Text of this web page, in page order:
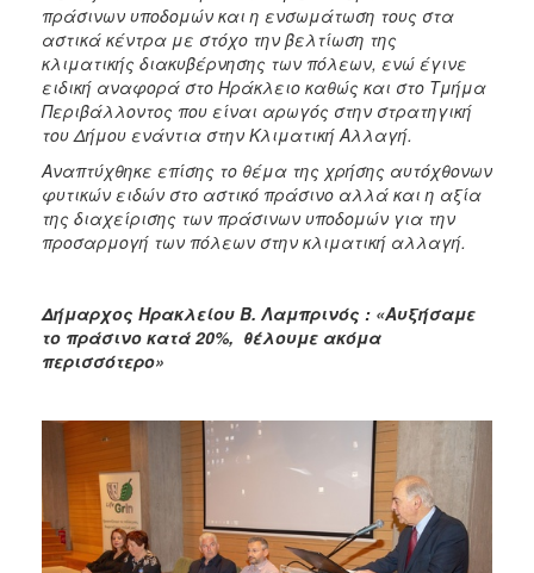
πράσινων υποδομών και η ενσωμάτωση τους στα
αστικά κέντρα με στόχο την βελτίωση της
κλιματικής διακυβέρνησης των πόλεων, ενώ έγινε
ειδική αναφορά στο Ηράκλειο καθώς και στο Τμήμα
Περιβάλλοντος που είναι αρωγός στην στρατηγική
του Δήμου ενάντια στην Κλιματική Αλλαγή.
Αναπτύχθηκε επίσης το θέμα της χρήσης αυτόχθονων
φυτικών ειδών στο αστικό πράσινο αλλά και η αξία
της διαχείρισης των πράσινων υποδομών για την
προσαρμογή των πόλεων στην κλιματική αλλαγή.
Δήμαρχος Ηρακλείου Β. Λαμπρινός : «Αυξήσαμε
το πράσινο κατά 20%, θέλουμε ακόμα
περισσότερο»